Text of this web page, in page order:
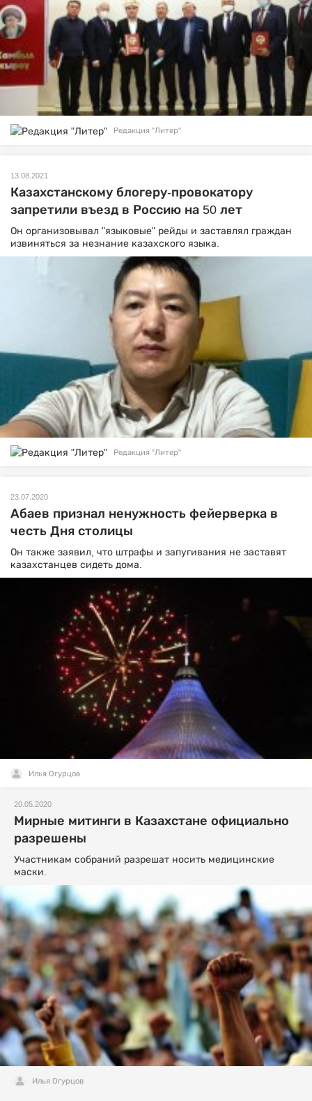
Редакция "Литер"
13.08.2021
Казахстанскому блогеру-провокатору
запретили въезд в Россию на 50 лет
Он организовывал "языковые" рейды и заставлял граждан
извиняться за незнание казахского языка.
Редакция "Литер"
23.07.2020
Абаев признал ненужность фейерверка в
честь Дня столицы
Он также заявил, что штрафы и запугивания не заставят
казахстанцев сидеть дома.
Илья Огурцов
20.05.2020
Мирные митинги в Казахстане официально
разрешены
Участникам собраний разрешат носить медицинские
маски.
Илья Огурцов